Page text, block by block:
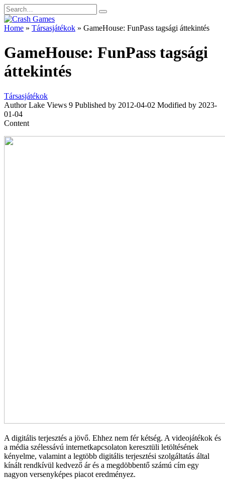
Skip
to
content
Search
for:
Home » Társasjátékok » GameHouse: FunPass tagsági áttekintés
GameHouse: FunPass tagsági
áttekintés
Társasjátékok
Author Lake Views 9 Published by 2012-04-02 Modified by 2023-
01-04
Content
A digitális terjesztés a jövő. Ehhez nem fér kétség. A videojátékok és
a média szélessávú internetkapcsolaton keresztüli letöltésének
kényelme, valamint a legtöbb digitális terjesztési szolgáltatás által
kínált rendkívül kedvező ár és a megdöbbentő számú cím egy
nagyon versenyképes piacot eredményez.